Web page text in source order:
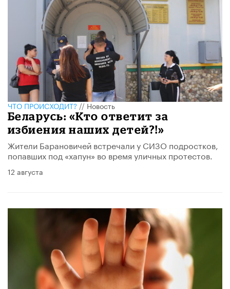
ЧТО ПРОИСХОДИТ?//Новость
Беларусь: «Кто ответит за
избиения наших детей?!»
Жители Барановичей встречали у СИЗО подростков,
попавших под «хапун» во время уличных протестов.
12 августа